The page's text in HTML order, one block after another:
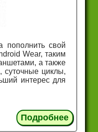
пополнить свой
Wear, таким
а также
циклы,
интерес для
Подробнее